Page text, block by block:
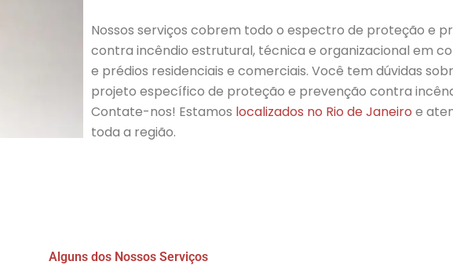
Nossos serviços cobrem todo o espectro de proteção e
contra incêndio estrutural, técnica e organizacional em
e prédios residenciais e comerciais. Você tem dúvidas
projeto específico de proteção e prevenção contra
Contate-nos! Estamos localizados no Rio de Janeiro e
toda a região.
Alguns dos Nossos Serviços